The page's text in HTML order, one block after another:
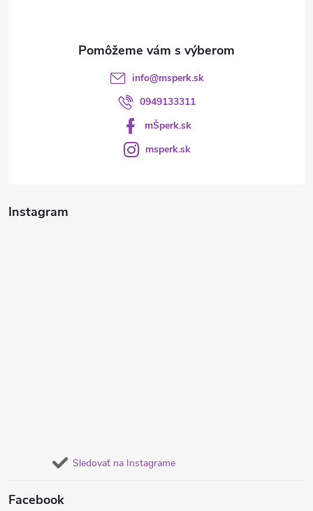
Instagram
Sledovať na Instagrame
info@msperk.sk
0949133311
mŠperk.sk
msperk.sk
Facebook